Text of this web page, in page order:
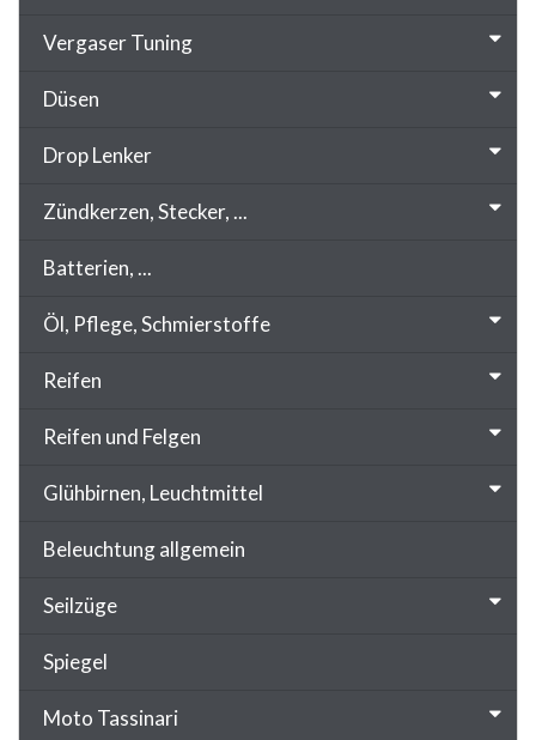
Vergaser Tuning
Düsen
Drop Lenker
Zündkerzen, Stecker, ...
Batterien, ...
Öl, Pflege, Schmierstoffe
Reifen
Reifen und Felgen
Glühbirnen, Leuchtmittel
Beleuchtung allgemein
Seilzüge
Spiegel
Moto Tassinari